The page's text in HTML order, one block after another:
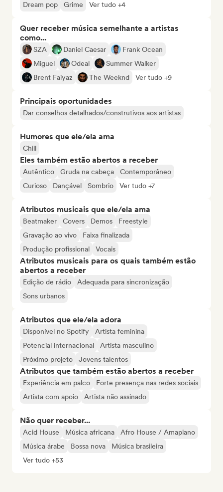
Dream pop
Grime Ver tudo +4
Quer receber música semelhante a artistas
como...
SZA Daniel Caesar
Frank Ocean
Miguel
Odeal
Summer Walker
Brent Faiyaz
The Weeknd Ver tudo +9
Principais oportunidades
Dar conselhos detalhados/construtivos aos artistas
Humores que ele/ela ama
Chill
Eles também estão abertos a receber
Autêntico Gruda na cabeça
Contemporâneo
Curioso
Dançável Sombrio Ver tudo +7
Atributos musicais que ele/ela ama
Beatmaker Covers Demos
Freestyle
Gravação ao vivo
Faixa finalizada
Produção profissional
Vocais
Atributos musicais para os quais também estão
abertos a receber
Edição de rádio
Adequada para sincronização
Sons urbanos
Atributos que ele/ela adora
Disponível no Spotify
Artista feminina
Potencial internacional
Artista masculino
Próximo projeto
Jovens talentos
Atributos que também estão abertos a receber
Experiência em palco
Forte presença nas redes sociais
Artista com apoio
Artista não assinado
Não quer receber...
Acid House Música africana
Afro House / Amapiano
Música árabe
Bossa nova
Música brasileira
Ver tudo +53